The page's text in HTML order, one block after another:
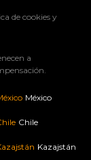
de cookies y
a
México
Chile
Kazajstán